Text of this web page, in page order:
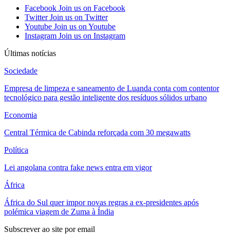
Facebook Join us on Facebook
Twitter Join us on Twitter
Youtube Join us on Youtube
Instagram Join us on Instagram
Últimas notícias
Sociedade
Empresa de limpeza e saneamento de Luanda conta com contentor
tecnológico para gestão inteligente dos resíduos sólidos urbano
Economia
Central Térmica de Cabinda reforçada com 30 megawatts
Política
Lei angolana contra fake news entra em vigor
África
África do Sul quer impor novas regras a ex-presidentes após
polémica viagem de Zuma à Índia
Subscrever ao site por email